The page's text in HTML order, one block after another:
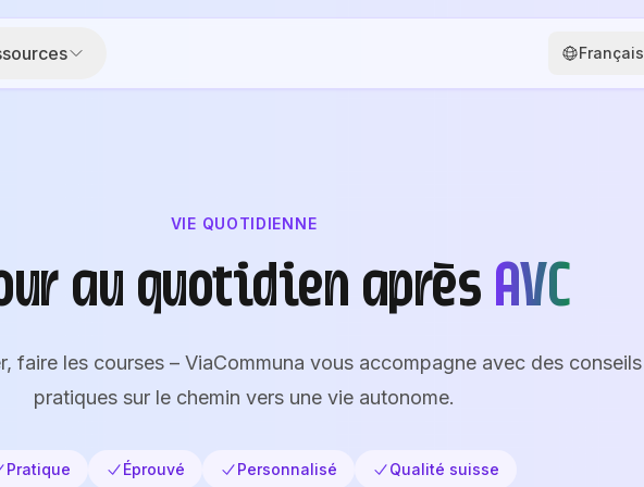
Français
VIE QUOTIDIENNE
au quotidien après AVC
faire les courses – ViaCommuna vous accompagne avec des conseils
pratiques sur le chemin vers une vie autonome.
Pratique Éprouvé Personnalisé Qualité suisse